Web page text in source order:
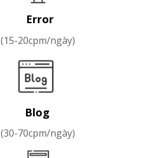
Error
(15-20cpm/ngày)
Blog
(30-70cpm/ngày)